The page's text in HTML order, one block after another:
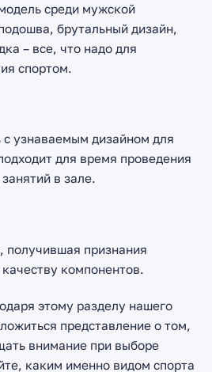
среди мужской
брутальный дизайн,
– все, что надо для
спортом.
с узнаваемым дизайном для
для время проведения
в зале.
получившая признания
компонентов.
этому разделу нашего
представление о том,
внимание при выборе
каким именно видом спорта